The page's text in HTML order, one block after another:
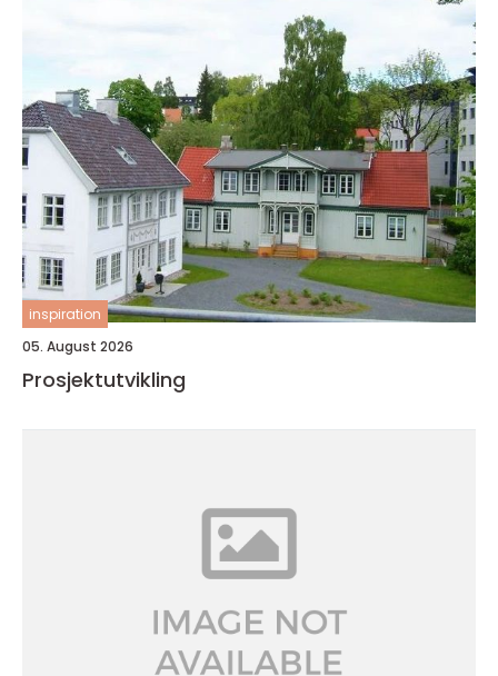
inspiration
05. August 2026
Prosjektutvikling